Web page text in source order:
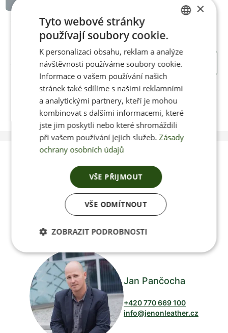
Bavlněné ťapky modrá
89 Kč
Poradíme vám s
výběrem
Jan Pančocha
+420 770 669 100
info@jenonleather.cz
ENGLISH
×
Tyto webové stránky
používají soubory cookie.
K personalizaci obsahu, reklam a analýze
návštěvnosti používáme soubory cookie.
Informace o vašem používání našich
stránek také sdílíme s našimi reklamními
a analytickými partnery, kteří je mohou
kombinovat s dalšími informacemi, které
jste jim poskytli nebo které shromáždili
při vašem používání jejich služeb. Zásady
ochrany osobních údajů
VŠE PŘIJMOUT
VŠE ODMÍTNOUT
ZOBRAZIT PODROBNOSTI